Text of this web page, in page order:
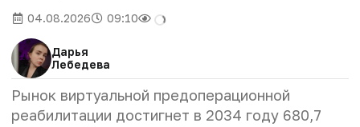
04.08.2026 09:10
Дарья
Лебедева
Рынок виртуальной предоперационной
реабилитации достигнет в 2034 году 680,7